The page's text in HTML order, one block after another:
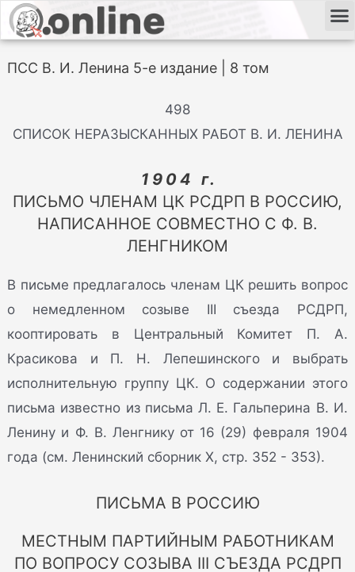
ПСС В. И. Ленина 5-е издание | 8 том
498
СПИСОК НЕРАЗЫСКАННЫХ РАБОТ В. И. ЛЕНИНА
1904 г.
ПИСЬМО ЧЛЕНАМ ЦК РСДРП В РОССИЮ,
НАПИСАННОЕ СОВМЕСТНО С Ф. В.
ЛЕНГНИКОМ
В письме предлагалось членам ЦК решить вопрос
о немедленном созыве III съезда РСДРП,
кооптировать в Центральный Комитет П. А.
Красикова и П. Н. Лепешинского и выбрать
исполнительную группу ЦК. О содержании этого
письма известно из письма Л. Е. Гальперина В. И.
Ленину и Ф. В. Ленгнику от 16 (29) февраля 1904
года (см. Ленинский сборник X, стр. 352 - 353).
ПИСЬМА В РОССИЮ
МЕСТНЫМ ПАРТИЙНЫМ РАБОТНИКАМ
ПО ВОПРОСУ СОЗЫВА III СЪЕЗДА РСДРП